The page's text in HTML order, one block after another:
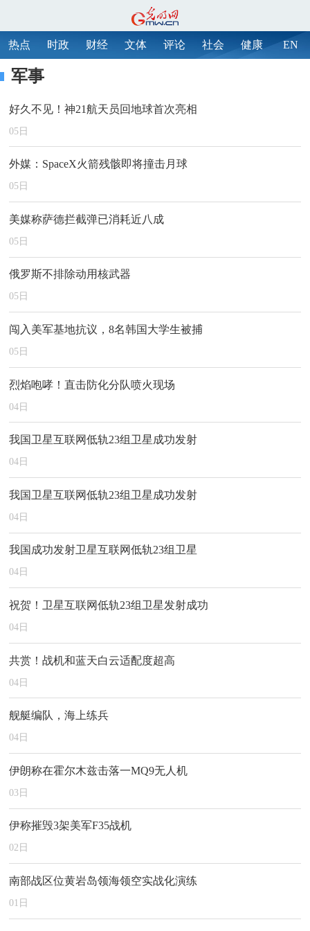
热点 时政 财经 文体 评论 社会 健康 EN
军事
好久不见！神21航天员回地球首次亮相
05日
外媒：SpaceX火箭残骸即将撞击月球
05日
美媒称萨德拦截弹已消耗近八成
05日
俄罗斯不排除动用核武器
05日
闯入美军基地抗议，8名韩国大学生被捕
05日
烈焰咆哮！直击防化分队喷火现场
04日
我国卫星互联网低轨23组卫星成功发射
04日
我国卫星互联网低轨23组卫星成功发射
04日
我国成功发射卫星互联网低轨23组卫星
04日
祝贺！卫星互联网低轨23组卫星发射成功
04日
共赏！战机和蓝天白云适配度超高
04日
舰艇编队，海上练兵
04日
伊朗称在霍尔木兹击落一MQ9无人机
03日
伊称摧毁3架美军F35战机
02 日
南部战区位黄岩岛领海领空实战化演练
01 日